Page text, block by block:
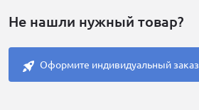
Не нашли нужный товар?
Оформите индивидуальный заказ